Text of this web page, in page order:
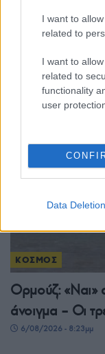
I want to
related to
I want to
related to
functionality
user
Data Deletion
ΚΟΣΜΟΣ
Λίβανος: Το
αποχώρησης
6/08/2026 - 10:22μμ
ΚΟΣΜΟΣ
Ορμούζ: «Ναι»
άνοιγμα – Οι
6/08/2026 - 8:23μμ